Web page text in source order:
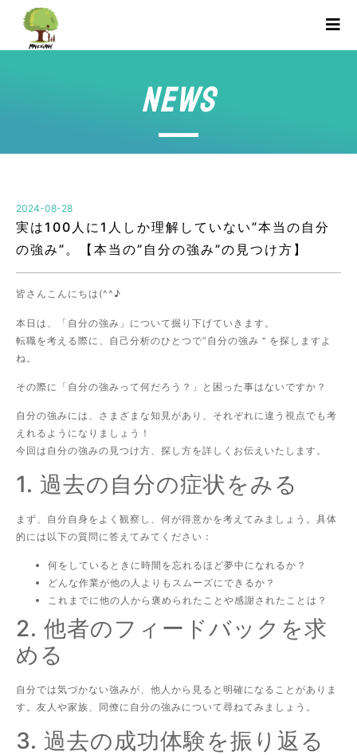
NEWS
2024-08-28
実は100人に1人しか理解していない”本当の自分
の強み”。【本当の”自分の強み”の見つけ方】
皆さんこんにちは(^^♪
本日は、「自分の強み」について掘り下げていきます。
転職を考える際に、自己分析のひとつで”自分の強み＂を探しますよ
ね。
その際に「自分の強みって何だろう？」と困った事はないですか？
自分の強みには、さまざまな知見があり、それぞれに違う視点でも考
えれるようになりましょう！
今回は自分の強みの見つけ方、探し方を詳しくお伝えいたします。
1. 過去の自分の症状をみる
まず、自分自身をよく観察し、何が得意かを考えてみましょう。具体
的には以下の質問に答えてみてください：
何をしているときに時間を忘れるほど夢中になれるか？
どんな作業が他の人よりもスムーズにできるか？
これまでに他の人から褒められたことや感謝されたことは？
2. 他者のフィードバックを求
める
自分では気づかない強みが、他人から見ると明確になることがありま
す。友人や家族、同僚に自分の強みについて尋ねてみましょう。
3. 過去の成功体験を振り返る